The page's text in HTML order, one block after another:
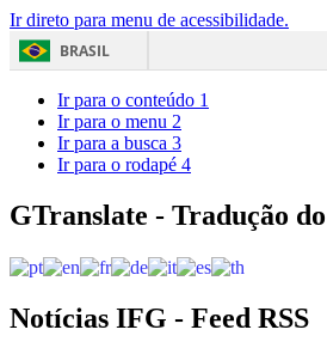
Ir direto para menu de acessibilidade.
BRASIL
Ir para o conteúdo 1
Ir para o menu 2
Ir para a busca 3
Ir para o rodapé 4
GTranslate - Tradução
Notícias IFG - Feed RSS